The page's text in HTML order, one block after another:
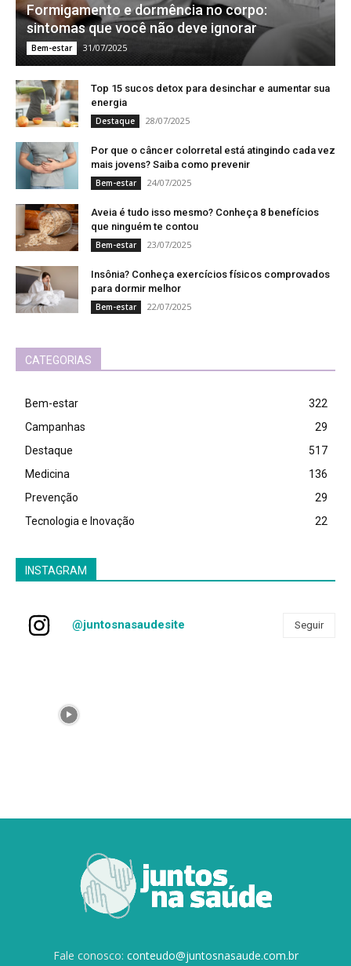
Formigamento e dormência no corpo:
sintomas que você não deve ignorar
Bem-estar 31/07/2025
Top 15 sucos detox para desinchar e aumentar sua
energia
Destaque 28/07/2025
Por que o câncer colorretal está atingindo cada vez
mais jovens? Saiba como prevenir
Bem-estar 24/07/2025
Aveia é tudo isso mesmo? Conheça 8 benefícios
que ninguém te contou
Bem-estar 23/07/2025
Insônia? Conheça exercícios físicos comprovados
para dormir melhor
Bem-estar 22/07/2025
CATEGORIAS
Bem-estar
322
Campanhas
29
Destaque
517
Medicina
136
Prevenção
29
Tecnologia e Inovação
22
INSTAGRAM
@juntosnasaudesite Seguir
Fale conosco: conteudo@juntosnasaude.com.br